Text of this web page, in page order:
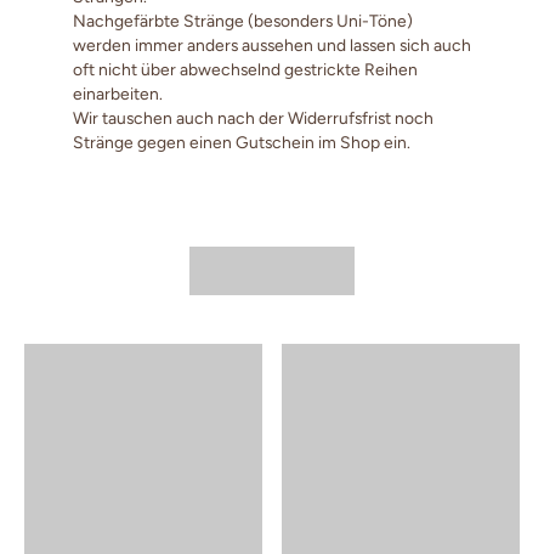
Nachgefärbte Stränge (besonders Uni-Töne)
werden immer anders aussehen und lassen sich auch
oft nicht über abwechselnd gestrickte Reihen
einarbeiten.
Wir tauschen auch nach der Widerrufsfrist noch
Stränge gegen einen Gutschein im Shop ein.